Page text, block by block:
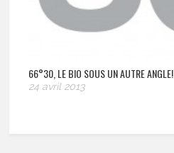
66°30, LE BIO SOUS UN AUTRE ANGLE!
24 avril 2013